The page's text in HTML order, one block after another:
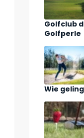
Golfclub
Golfperle
Wie